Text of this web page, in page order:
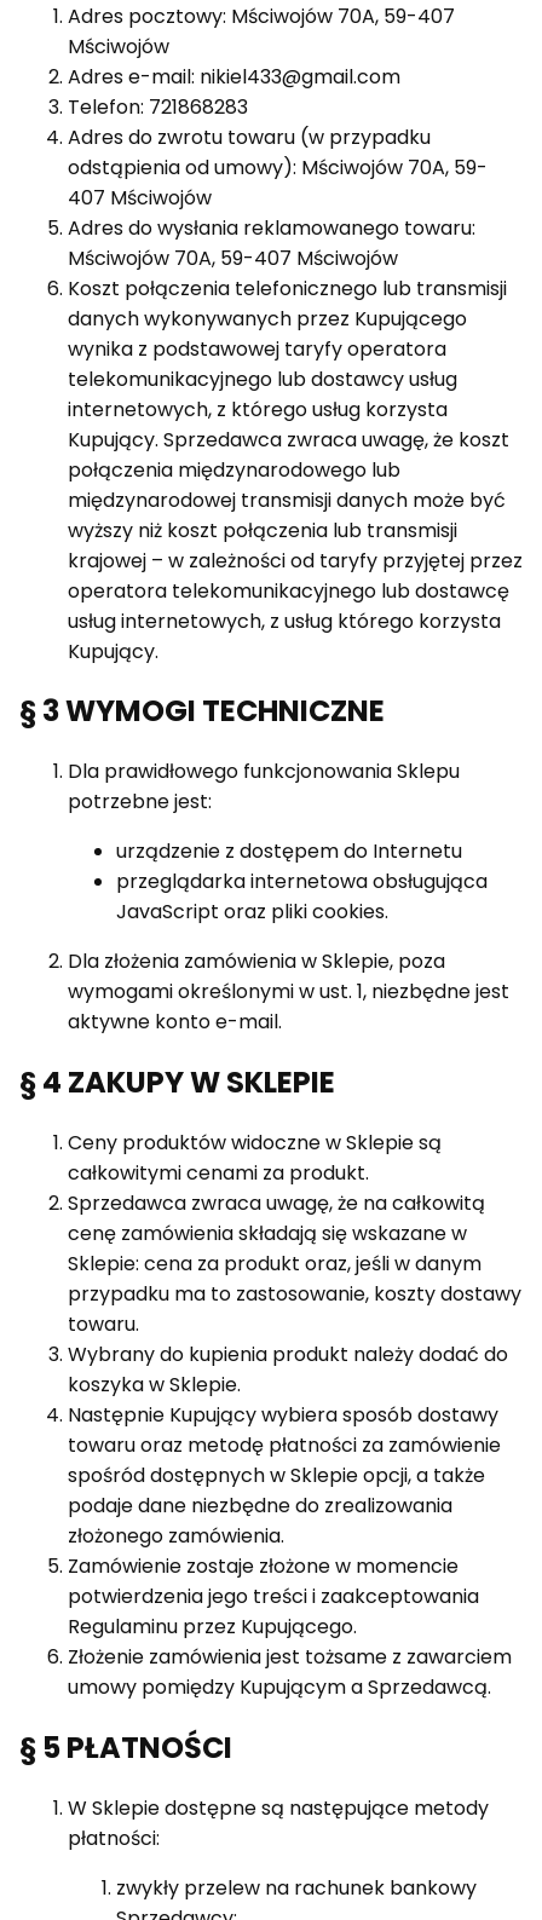
Adres pocztowy: Mściwojów 70A, 59-407
Mściwojów
Adres e-mail: nikiel433@gmail.com
Telefon: 721868283
Adres do zwrotu towaru (w przypadku
odstąpienia od umowy): Mściwojów 70A, 59-
407 Mściwojów
Adres do wysłania reklamowanego towaru:
Mściwojów 70A, 59-407 Mściwojów
Koszt połączenia telefonicznego lub transmisji
danych wykonywanych przez Kupującego
wynika z podstawowej taryfy operatora
telekomunikacyjnego lub dostawcy usług
internetowych, z którego usług korzysta
Kupujący. Sprzedawca zwraca uwagę, że koszt
połączenia międzynarodowego lub
międzynarodowej transmisji danych może być
wyższy niż koszt połączenia lub transmisji
krajowej – w zależności od taryfy przyjętej przez
operatora telekomunikacyjnego lub dostawcę
usług internetowych, z usług którego korzysta
Kupujący.
§ 3 WYMOGI TECHNICZNE
Dla prawidłowego funkcjonowania Sklepu
potrzebne jest:
urządzenie z dostępem do Internetu
przeglądarka internetowa obsługująca
JavaScript oraz pliki cookies.
Dla złożenia zamówienia w Sklepie, poza
wymogami określonymi w ust. 1, niezbędne jest
aktywne konto e-mail.
§ 4 ZAKUPY W SKLEPIE
Ceny produktów widoczne w Sklepie są
całkowitymi cenami za produkt.
Sprzedawca zwraca uwagę, że na całkowitą
cenę zamówienia składają się wskazane w
Sklepie: cena za produkt oraz, jeśli w danym
przypadku ma to zastosowanie, koszty dostawy
towaru.
Wybrany do kupienia produkt należy dodać do
koszyka w Sklepie.
Następnie Kupujący wybiera sposób dostawy
towaru oraz metodę płatności za zamówienie
spośród dostępnych w Sklepie opcji, a także
podaje dane niezbędne do zrealizowania
złożonego zamówienia.
Zamówienie zostaje złożone w momencie
potwierdzenia jego treści i zaakceptowania
Regulaminu przez Kupującego.
Złożenie zamówienia jest tożsame z zawarciem
umowy pomiędzy Kupującym a Sprzedawcą.
§ 5 PŁATNOŚCI
W Sklepie dostępne są następujące metody
płatności:
zwykły przelew na rachunek bankowy